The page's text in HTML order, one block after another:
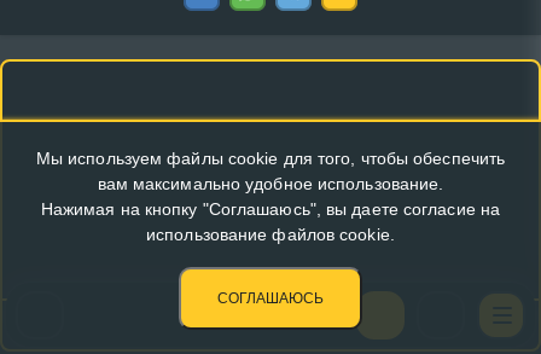
КУПИТЬ РЕКЛАМУ В ЭТОМ БЛОКЕ
Мы используем файлы cookie для того, чтобы обеспечить
вам максимально удобное использование.
Нажимая на кнопку "Соглашаюсь", вы даете согласие на
использование файлов cookie.
СОГЛАШАЮСЬ